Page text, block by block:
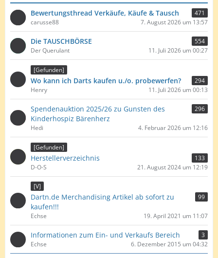
t
r
ä
g
e
Bewertungsthread Verkäufe, Käufe & Tausch
471
carusse88
7. August 2026 um 13:57
Die TAUSCHBÖRSE
554
Der Querulant
11. Juli 2026 um 00:27
[Gefunden]
Wo kann ich Darts kaufen u./o. probewerfen?
294
Henry
11. Juli 2026 um 00:13
Spendenauktion 2025/26 zu Gunsten des
Kinderhospiz Bärenherz
296
Hedi 4. Februar 2026 um 12:16
[Gefunden]
Herstellerverzeichnis
133
D-O-S
21. August 2024 um 12:19
[V]
Dartn.de Merchandising Artikel ab sofort zu
kaufen!!!
99
Echse 19. April 2021 um 11:07
Informationen zum Ein- und Verkaufs Bereich
3
Echse
6. Dezember 2015 um 04:32